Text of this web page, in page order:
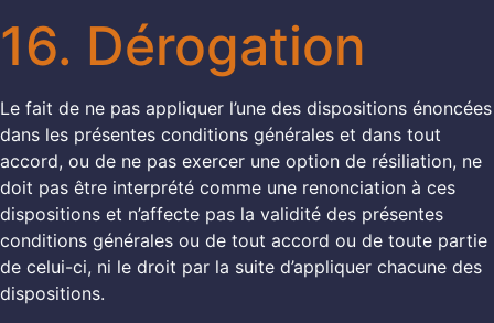
16. Dérogation
Le fait de ne pas appliquer l’une des dispositions énoncées
dans les présentes conditions générales et dans tout
accord, ou de ne pas exercer une option de résiliation, ne
doit pas être interprété comme une renonciation à ces
dispositions et n’affecte pas la validité des présentes
conditions générales ou de tout accord ou de toute partie
de celui-ci, ni le droit par la suite d’appliquer chacune des
dispositions.